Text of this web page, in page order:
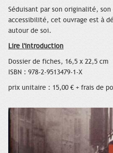
Séduisant par son originalité,
accessibilité, cet ouvrage est à
autour de soi.
Lire l'introduction
Dossier de fiches, 16,5 x 22,5 cm
ISBN : 978-2-9513479-1-X
prix unitaire : 15,00 € + frais de